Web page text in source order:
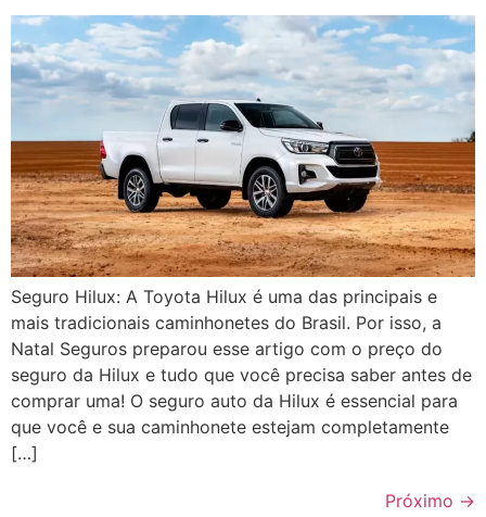
Seguro Hilux: A Toyota Hilux é uma das principais e
mais tradicionais caminhonetes do Brasil. Por isso, a
Natal Seguros preparou esse artigo com o preço do
seguro da Hilux e tudo que você precisa saber antes de
comprar uma! O seguro auto da Hilux é essencial para
que você e sua caminhonete estejam completamente
[…]
Próximo →